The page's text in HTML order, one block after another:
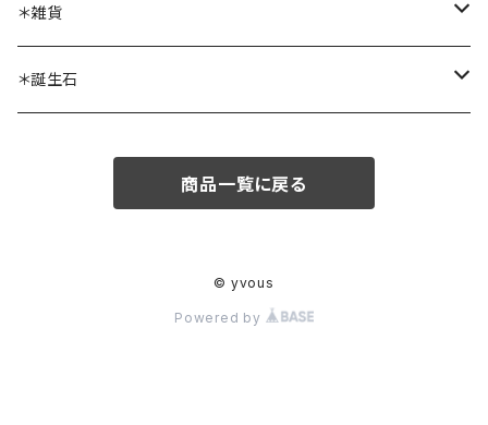
ブローチ
ヘアゴム・ヘアアクセサリー
ピアス・イヤリング
リング
ピアス・イヤリング
ソーラークォーツ
ボルダーオパール
＊雑貨
ストームグラス
アートフレーム
＊誕生石
商品一覧に戻る
© yvous
Powered by